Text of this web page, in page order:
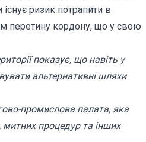
ризик потрапити в
перетину кордону, що у свою
показує, що навіть у
альтернативні шляхи
промислова палата, яка
митних процедур та інших